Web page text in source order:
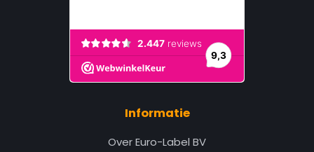
Informatie
Over Euro-Label BV